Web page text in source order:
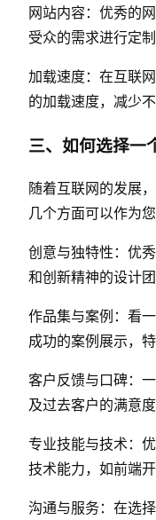
网站内容：优秀的
受众的需求进行定
加载速度：在互联
的加载速度，减少
三、如何选择一
随着互联网的发展
几个方面可以作为
创意与独特性：优
和创新精神的设计
作品集与案例：看
成功的案例展示，
客户反馈与口碑：
及过去客户的满意
专业技能与技术：
技术能力，如前端
沟通与服务：在选